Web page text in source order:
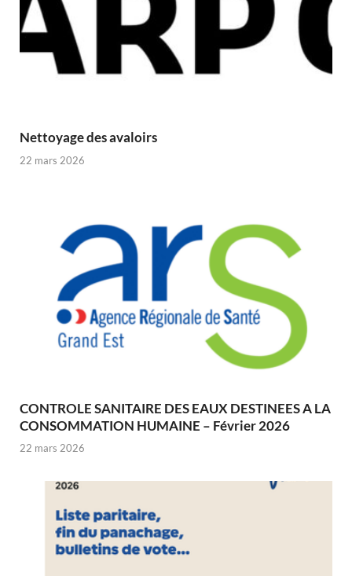
Nettoyage des avaloirs
22 mars 2026
CONTROLE SANITAIRE DES EAUX DESTINEES A LA
CONSOMMATION HUMAINE – Février 2026
22 mars 2026